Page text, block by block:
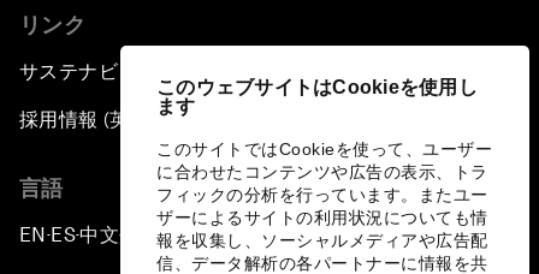
このウェブサイトはCookieを使用し
ます
このサイトではCookieを使って、ユーザー
に合わせたコンテンツや広告の表示、トラ
フィックの分析を行っています。またユー
ザーによるサイトの利用状況についても情
報を収集し、ソーシャルメディアや広告配
信、データ解析の各パートナーに情報を共
リンク
サステナビリティへの取り組み
採用情報 (英語のみ)
言語
EN ▪ES▪中文▪ 日本語